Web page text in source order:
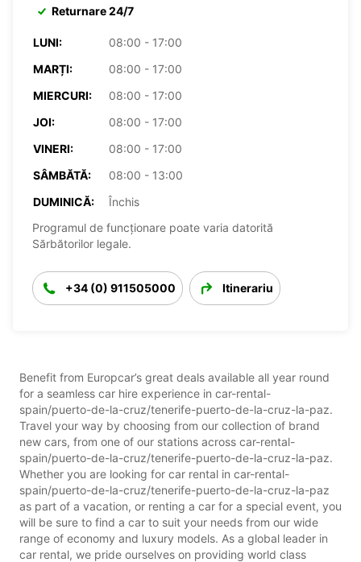
Returnare 24/7
LUNI:
08:00 - 17:00
MARȚI:
08:00 - 17:00
MIERCURI:
08:00 - 17:00
JOI:
08:00 - 17:00
VINERI:
08:00 - 17:00
SÂMBĂTĂ:
08:00 - 13:00
DUMINICĂ:
Închis
Programul de funcționare poate varia datorită
Sărbătorilor legale.
+34 (0) 911505000 Itinerariu
Benefit from Europcar’s great deals available all year round
for a seamless car hire experience in car-rental-
spain/puerto-de-la-cruz/tenerife-puerto-de-la-cruz-la-paz.
Travel your way by choosing from our collection of brand
new cars, from one of our stations across car-rental-
spain/puerto-de-la-cruz/tenerife-puerto-de-la-cruz-la-paz.
Whether you are looking for car rental in car-rental-
spain/puerto-de-la-cruz/tenerife-puerto-de-la-cruz-la-paz
as part of a vacation, or renting a car for a special event, you
will be sure to find a car to suit your needs from our wide
range of economy and luxury models. As a global leader in
car rental, we pride ourselves on providing world class